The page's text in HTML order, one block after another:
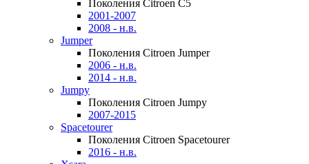
Поколения Citroen C5
2001-2007
2008 - н.в.
Jumper
Поколения Citroen Jumper
2006 - н.в.
2014 - н.в.
Jumpy
Поколения Citroen Jumpy
2007-2015
Spacetourer
Поколения Citroen Spacetourer
2016 - н.в.